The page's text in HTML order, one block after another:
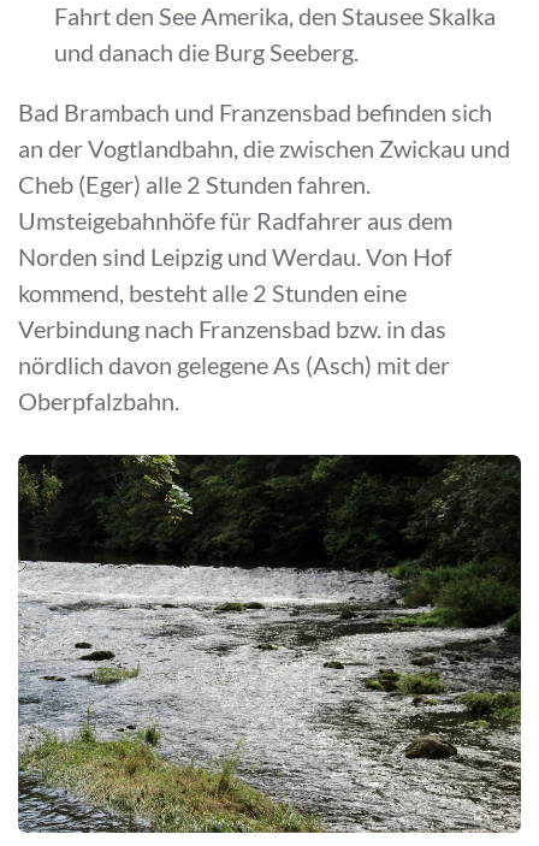
Fahrt den See Amerika, den Stausee Skalka
und danach die Burg Seeberg.
Bad Brambach und Franzensbad befinden sich
an der Vogtlandbahn, die zwischen Zwickau und
Cheb (Eger) alle 2 Stunden fahren.
Umsteigebahnhöfe für Radfahrer aus dem
Norden sind Leipzig und Werdau. Von Hof
kommend, besteht alle 2 Stunden eine
Verbindung nach Franzensbad bzw. in das
nördlich davon gelegene As (Asch) mit der
Oberpfalzbahn.